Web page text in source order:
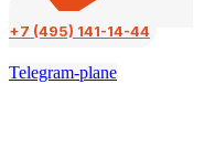
+7 (495) 141-14-44
Telegram-plane